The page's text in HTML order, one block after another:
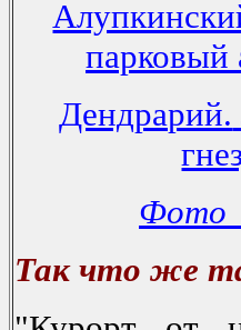
парковый
Дендрарий.
Фото
Так что же